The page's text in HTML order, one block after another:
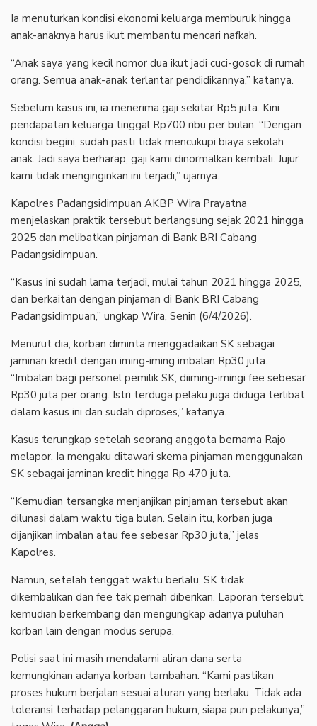
‎Ia menuturkan kondisi ekonomi keluarga memburuk hingga
anak-anaknya harus ikut membantu mencari nafkah.
“Anak saya yang kecil nomor dua ikut jadi cuci-gosok di rumah
orang. Semua anak-anak terlantar pendidikannya,” katanya.
‎Sebelum kasus ini, ia menerima gaji sekitar Rp5 juta. Kini
pendapatan keluarga tinggal Rp700 ribu per bulan. “Dengan
kondisi begini, sudah pasti tidak mencukupi biaya sekolah
anak. Jadi saya berharap, gaji kami dinormalkan kembali. Jujur
kami tidak menginginkan ini terjadi,” ujarnya.
‎Kapolres Padangsidimpuan AKBP Wira Prayatna
menjelaskan praktik tersebut berlangsung sejak 2021 hingga
2025 dan melibatkan pinjaman di Bank BRI Cabang
Padangsidimpuan.
‎“Kasus ini sudah lama terjadi, mulai tahun 2021 hingga 2025,
dan berkaitan dengan pinjaman di Bank BRI Cabang
Padangsidimpuan,” ungkap Wira, Senin (6/4/2026).
‎Menurut dia, korban diminta menggadaikan SK sebagai
jaminan kredit dengan iming-iming imbalan Rp30 juta.
“Imbalan bagi personel pemilik SK, diiming-imingi fee sebesar
Rp30 juta per orang. Istri terduga pelaku juga diduga terlibat
dalam kasus ini dan sudah diproses,” katanya.
‎Kasus terungkap setelah seorang anggota bernama Rajo
melapor. Ia mengaku ditawari skema pinjaman menggunakan
SK sebagai jaminan kredit hingga Rp 470 juta.
‎“Kemudian tersangka menjanjikan pinjaman tersebut akan
dilunasi dalam waktu tiga bulan. Selain itu, korban juga
dijanjikan imbalan atau fee sebesar Rp30 juta,” jelas
Kapolres.
‎Namun, setelah tenggat waktu berlalu, SK tidak
dikembalikan dan fee tak pernah diberikan. Laporan tersebut
kemudian berkembang dan mengungkap adanya puluhan
korban lain dengan modus serupa.
‎Polisi saat ini masih mendalami aliran dana serta
kemungkinan adanya korban tambahan. “Kami pastikan
proses hukum berjalan sesuai aturan yang berlaku. Tidak ada
toleransi terhadap pelanggaran hukum, siapa pun pelakunya,”